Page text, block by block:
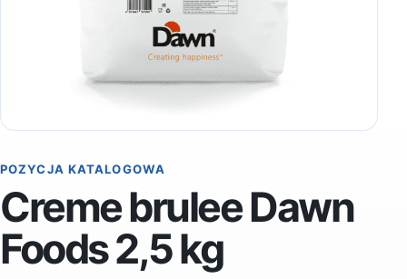
POZYCJA KATALOGOWA
Creme brulee Dawn
Foods 2,5 kg